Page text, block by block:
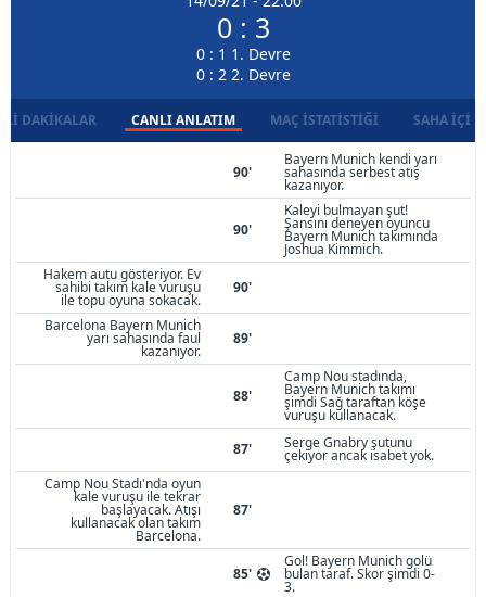
0 : 3
0 : 1 1. Devre
0 : 2 2. Devre
DAKIKALAR CANLI ANLATIM MAÇ İSTATISTIĞI SAHA İÇI
90'
Bayern Munich kendi yarı
sahasında serbest atış
kazanıyor.
90'
Kaleyi bulmayan şut!
Şansını deneyen oyuncu
Bayern Munich takımında
Joshua Kimmich.
Hakem autu gösteriyor. Ev
sahibi takım kale vuruşu
ile topu oyuna sokacak.
90'
Barcelona Bayern Munich
yarı sahasında faul
kazanıyor.
89'
88'
Camp Nou stadında,
Bayern Munich takımı
şimdi Sağ taraftan köşe
vuruşu kullanacak.
87'
Serge Gnabry şutunu
çekiyor ancak isabet yok.
Camp Nou Stadı'nda oyun
kale vuruşu ile tekrar
başlayacak. Atışı
kullanacak olan takım
Barcelona.
87'
85'
Gol! Bayern Munich golü
bulan taraf. Skor şimdi 0-
3.